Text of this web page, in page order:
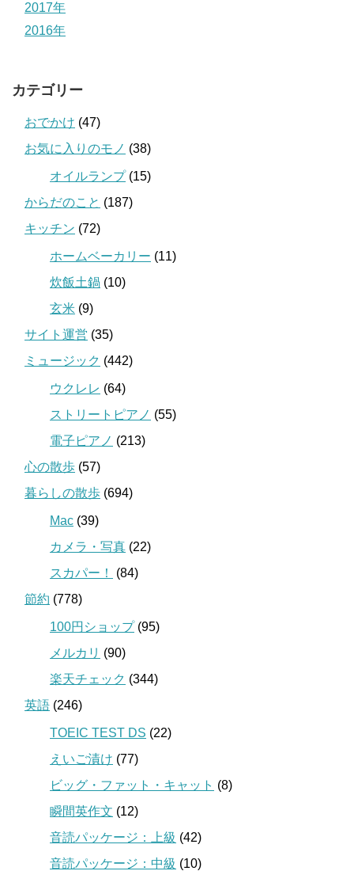
2017年
2016年
カテゴリー
おでかけ (47)
お気に入りのモノ (38)
オイルランプ(15)
からだのこと (187)
キッチン (72)
ホームベーカリー (11)
炊飯土鍋 (10)
玄米 (9)
サイト運営 (35)
ミュージック (442)
ウクレレ (64)
ストリートピアノ (55)
電子ピアノ (213)
心の散歩 (57)
暮らしの散歩 (694)
Mac (39)
カメラ・写真 (22)
スカパー！
(84)
節約 (778)
100円ショップ(95)
メルカリ (90)
楽天チェック (344)
英語 (246)
TOEIC TEST DS (22)
えいご漬け (77)
ビッグ・ファット・キャット (8)
瞬間英作文 (12)
音読パッケージ：上級 (42)
音読パッケージ：中級 (10)